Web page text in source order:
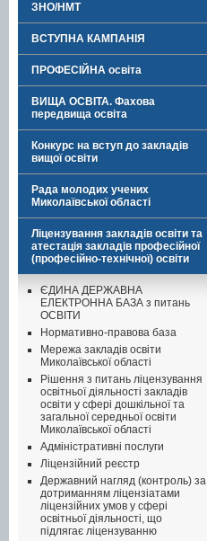
ЗНО/НМТ
ВСТУПНА КАМПАНІЯ
ПРОФЕСІЙНА освіта
ВИЩА ОСВІТА. Фахова
передвища освіта
Конкурс на вступ до закладів
вищої освіти
Рада молодих учених
Миколаївської області
Ліцензування закладів освіти та
атестація закладів професійної
(професійно-технічної) освіти
ЄДИНА ДЕРЖАВНА
ЕЛЕКТРОННА БАЗА з питань
ОСВІТИ
Нормативно-правова база
Мережа закладів освіти
Миколаївської області
Рішення з питань ліцензування
освітньої діяльності закладів
освіти у сфері дошкільної та
загальної середньої освіти
Миколаївської області
Адміністративні послуги
Ліцензійний реєстр
Державний нагляд (контроль) за
дотриманням ліцензіатами
ліцензійних умов у сфері
освітньої діяльності, що
підлягає ліцензуванню